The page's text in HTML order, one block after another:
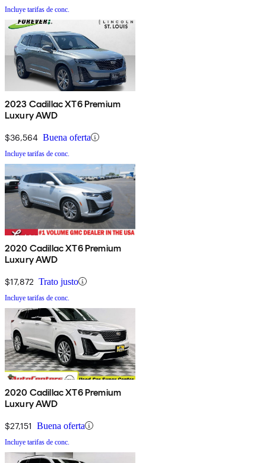
Incluye tarifas de conc.
2023 Cadillac XT6 Premium
Luxury AWD
$36,564 Buena oferta
Incluye tarifas de conc.
2020 Cadillac XT6 Premium
Luxury AWD
$17,872 Trato justo
Incluye tarifas de conc.
2020 Cadillac XT6 Premium
Luxury AWD
$27,151 Buena oferta
Incluye tarifas de conc.